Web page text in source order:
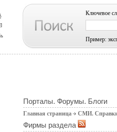
Ключевое
Пример:
Порталы. Форумы. Блоги
Главная страница СМИ.
Фирмы раздела